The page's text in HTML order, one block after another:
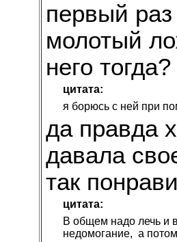
первый
молотый
него тогда?
цитата:
я борюсь с ней при
да правда
давала
так
цитата:
В общем надо лечь и
недомогание, а